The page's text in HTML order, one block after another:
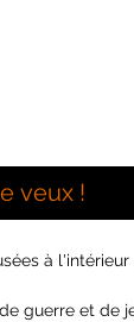
veux !
à
guerre et de